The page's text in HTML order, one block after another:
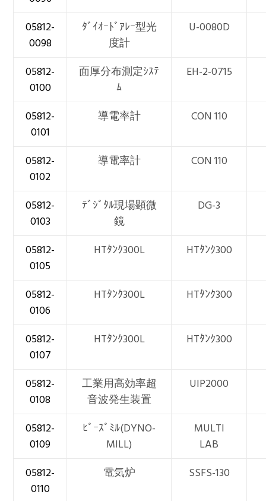
05812-
0098
ﾀﾞｲｵｰﾄﾞｱﾚｰ型光
度計
U-0080D
05812-
0100
面厚分布測定ｼｽﾃ
ﾑ
EH-2-0715
05812-
0101
導電率計 CON 110
05812-
0102
導電率計 CON 110
05812-
0103
ﾃﾞｼﾞﾀﾙ現場顕微
鏡
DG-3
05812-
0105
HTﾀﾝｸ300L HTﾀﾝｸ300
05812-
0106
HTﾀﾝｸ300L HTﾀﾝｸ300
05812-
0107
HTﾀﾝｸ300L HTﾀﾝｸ300
05812-
0108
工業用高効率超
音波発生装置
UIP2000
05812-
0109
ﾋﾞｰｽﾞﾐﾙ(DYNO-
MILL)
MULTI
LAB
05812-
0110
電気炉 SSFS-130